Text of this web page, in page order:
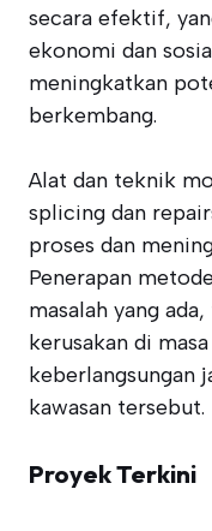
secara efektif,
ekonomi dan
meningkatkan
berkembang.
Alat dan teknik
splicing dan
proses dan
Penerapan
masalah yang
kerusakan di
keberlangsungan
kawasan tersebut.
Proyek Terkini